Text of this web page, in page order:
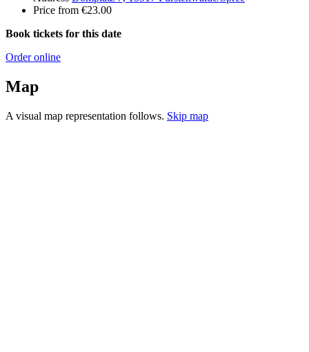
Price from €23.00
Book tickets for this date
Order online
Map
A visual map representation follows. Skip map